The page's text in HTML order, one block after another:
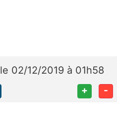
le 02/12/2019 à 01h58
+ -